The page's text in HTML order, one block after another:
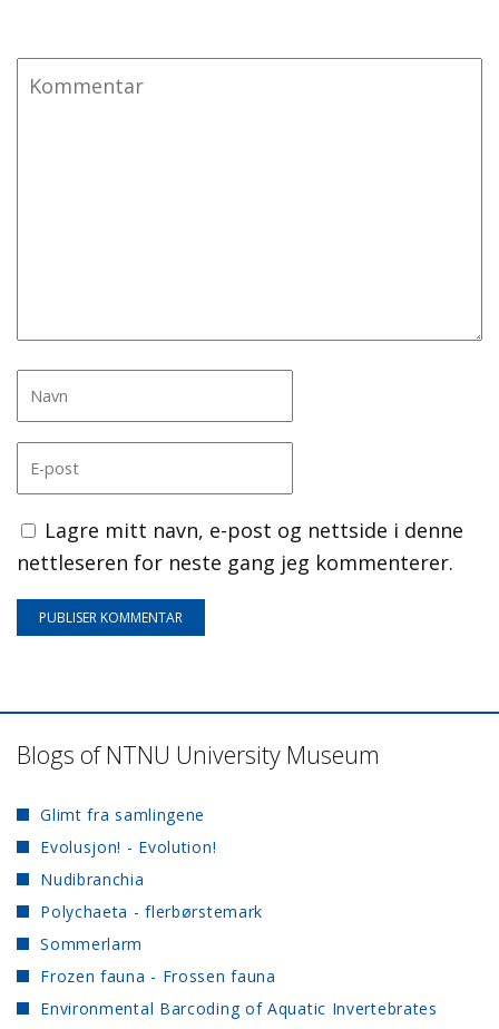
Lagre mitt navn, e-post og nettside i denne
nettleseren for neste gang jeg kommenterer.
Blogs of NTNU University Museum
Glimt fra samlingene
Evolusjon! - Evolution!
Nudibranchia
Polychaeta - flerbørstemark
Sommerlarm
Frozen fauna - Frossen fauna
Environmental Barcoding of Aquatic Invertebrates